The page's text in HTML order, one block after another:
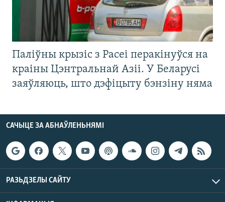
Паліўны крызіс з Расеі перакінуўся на
краіны Цэнтральнай Азіі. У Беларусі
заяўляюць, што дэфіцыту бэнзіну няма
САЧЫЦЕ ЗА АБНАЎЛЕНЬНЯМІ
РАЗЬДЗЕЛЫ САЙТУ